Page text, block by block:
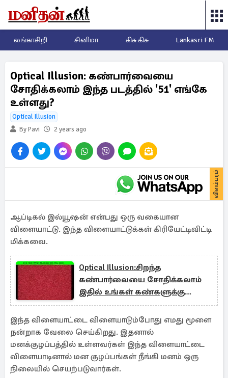
லங்காசிறி சினிமா கிசு கிசு Lankasri FM
Optical Illusion: கண்பார்வையை
சோதிக்கலாம் இந்த படத்தில் '51' எங்கே
உள்ளது?
Optical Illusion
By Pavi
2 years ago
விளம்பரம்
ஆப்டிகல் இல்யூஷன் என்பது ஒரு வகையான
விளையாட்டு. இந்த விளையாட்டுக்கள் கிரியேட்டிவிட்டி
மிக்கவை.
Optical Illusion:சிறந்த
கண்பார்வையை சோதிக்கலாம்
இதில் உங்கள் கண்களுக்கு
தெரியும் இலக்கம் என்ன?
இந்த விளையாட்டை விளையாடும்போது எமது மூளை
நன்றாக வேலை செய்கிறது. இதனால்
மனக்குழப்பத்தில் உள்ளவர்கள் இந்த விளையாட்டை
விளையாடினால் மன குழப்பங்கள் நீங்கி மனம் ஒரு
நிலையில் செயற்படுவார்கள்.